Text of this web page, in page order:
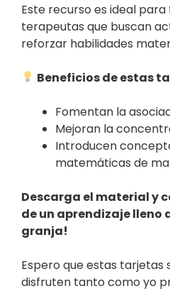
Este recurso es ideal
terapeutas que buscan
reforzar habilidades
Beneficios de estas
Fomentan la
Mejoran la
Introducen
matemáticas de
Descarga el material y
de un aprendizaje lleno
granja!
Espero que estas tarjetas
disfruten tanto como yo